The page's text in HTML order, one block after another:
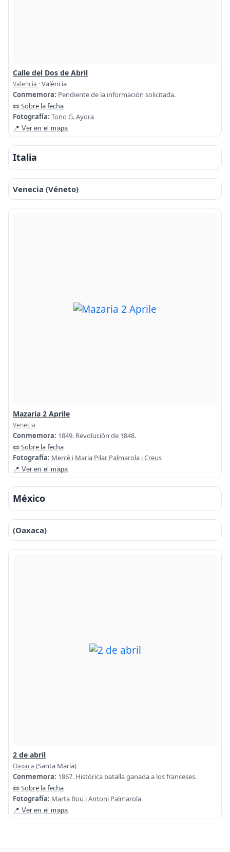
Calle del Dos de Abril
Valencia · València
Conmemora: Pendiente de la información solicitada.
📜 Sobre la fecha
Fotografía: Tono G. Ayora
📍 Ver en el mapa
Italia
Venecia (Véneto)
Mazaria 2 Aprile
Venecia
Conmemora: 1849. Revolución de 1848.
📜 Sobre la fecha
Fotografía: Mercè i Maria Pilar Palmarola i Creus
📍 Ver en el mapa
México
(Oaxaca)
2 de abril
Oaxaca (Santa Maria)
Conmemora: 1867. Histórica batalla ganada a los franceses.
📜 Sobre la fecha
Fotografía: Marta Bou i Antoni Palmarola
📍 Ver en el mapa